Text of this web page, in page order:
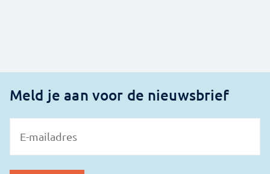
Meld je aan voor de nieuwsbrief